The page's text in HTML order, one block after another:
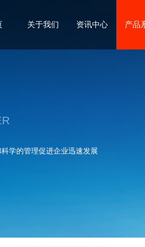
关于我们 资讯中心 产品
学的管理促进企业迅速发展